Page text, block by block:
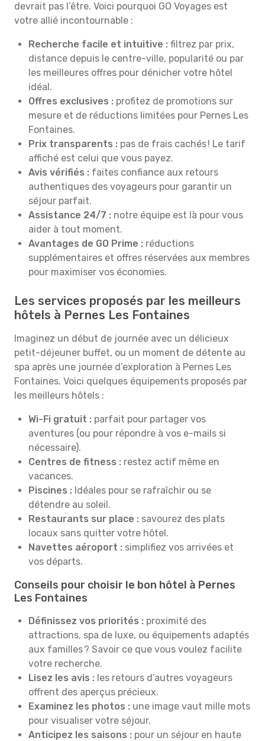
devrait pas l’être. Voici pourquoi GO Voyages est
votre allié incontournable :
Recherche facile et intuitive : filtrez par prix,
distance depuis le centre-ville, popularité ou par
les meilleures offres pour dénicher votre hôtel
idéal.
Offres exclusives : profitez de promotions sur
mesure et de réductions limitées pour Pernes Les
Fontaines.
Prix transparents : pas de frais cachés ! Le tarif
affiché est celui que vous payez.
Avis vérifiés : faites confiance aux retours
authentiques des voyageurs pour garantir un
séjour parfait.
Assistance 24/7 : notre équipe est là pour vous
aider à tout moment.
Avantages de GO Prime : réductions
supplémentaires et offres réservées aux membres
pour maximiser vos économies.
Les services proposés par les meilleurs
hôtels à Pernes Les Fontaines
Imaginez un début de journée avec un délicieux
petit-déjeuner buffet, ou un moment de détente au
spa après une journée d’exploration à Pernes Les
Fontaines. Voici quelques équipements proposés par
les meilleurs hôtels :
Wi-Fi gratuit : parfait pour partager vos
aventures (ou pour répondre à vos e-mails si
nécessaire).
Centres de fitness : restez actif même en
vacances.
Piscines : Idéales pour se rafraîchir ou se
détendre au soleil.
Restaurants sur place : savourez des plats
locaux sans quitter votre hôtel.
Navettes aéroport : simplifiez vos arrivées et
vos départs.
Conseils pour choisir le bon hôtel à Pernes
Les Fontaines
Définissez vos priorités : proximité des
attractions, spa de luxe, ou équipements adaptés
aux familles ? Savoir ce que vous voulez facilite
votre recherche.
Lisez les avis : les retours d’autres voyageurs
offrent des aperçus précieux.
Examinez les photos : une image vaut mille mots
pour visualiser votre séjour.
Anticipez les saisons : pour un séjour en haute